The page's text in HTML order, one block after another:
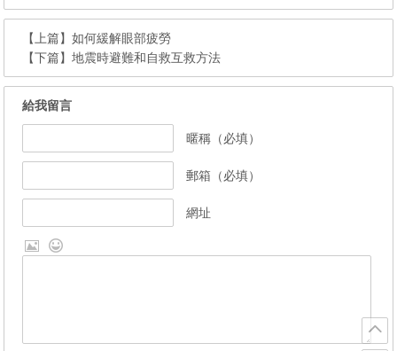
【上篇】如何緩解眼部疲勞
【下篇】地震時避難和自救互救方法
給我留言
暱稱（必填）
郵箱（必填）
網址